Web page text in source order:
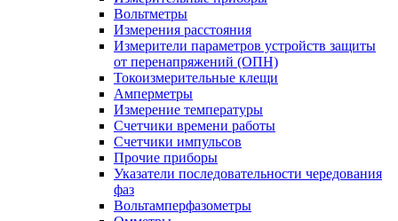
Вольтметры
Измерения расстояния
Измерители параметров устройств защиты
от перенапряжений (ОПН)
Токоизмерительные клещи
Амперметры
Измерение температуры
Счетчики времени работы
Счетчики импульсов
Прочие приборы
Указатели последовательности чередования
фаз
Вольтамперфазометры